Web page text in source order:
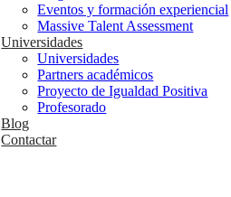
Eventos y formación experiencial
Massive Talent Assessment
Universidades
Universidades
Partners académicos
Proyecto de Igualdad Positiva
Profesorado
Blog
Contactar